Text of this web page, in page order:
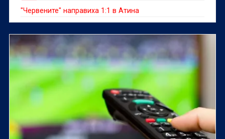
"Червените" направиха 1:1 в Атина